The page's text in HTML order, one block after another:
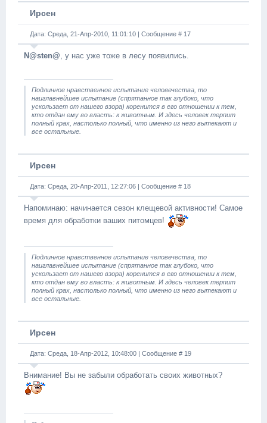
Ирсен
Дата: Среда, 21-Апр-2010, 11:01:10 | Сообщение # 17
N@sten@, у нас уже тоже в лесу появились.
Подлинное нравственное испытание человечества, то
наиглавнейшее испытание (спрятанное так глубоко, что
ускользает от нашего взора) коренится в его отношении к тем,
кто отдан ему во власть: к животным. И здесь человек терпит
полный крах, настолько полный, что именно из него вытекают и
все остальные.
Ирсен
Дата: Среда, 20-Апр-2011, 12:27:06 | Сообщение # 18
Напоминаю: начинается сезон клещевой активности! Самое
время для обработки ваших питомцев!
Подлинное нравственное испытание человечества, то
наиглавнейшее испытание (спрятанное так глубоко, что
ускользает от нашего взора) коренится в его отношении к тем,
кто отдан ему во власть: к животным. И здесь человек терпит
полный крах, настолько полный, что именно из него вытекают и
все остальные.
Ирсен
Дата: Среда, 18-Апр-2012, 10:48:00 | Сообщение # 19
Внимание! Вы не забыли обработать своих животных?